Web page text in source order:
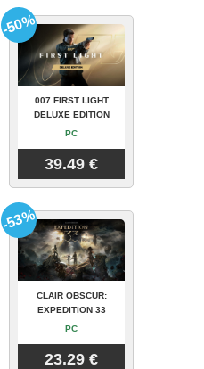
007 FIRST LIGHT
DELUXE EDITION
PC
39.49 €
-50%
CLAIR OBSCUR:
EXPEDITION 33
PC
23.29 €
-53%